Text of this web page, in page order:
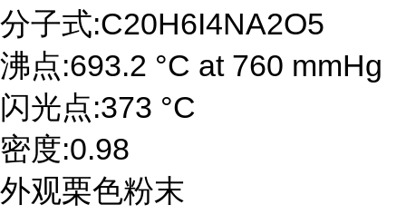
分子式:C20H6I4NA2O5
沸点:693.2 °C at 760 mmHg
闪光点:373 °C
密度:0.98
外观栗色粉末